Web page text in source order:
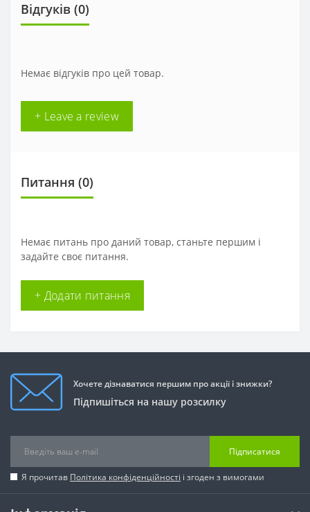
Відгуків (0)
Немає відгуків про цей товар.
+ Leave a review
Питання (0)
Немає питань про даний товар, станьте першим і
задайте своє питання.
+ Додати питання
Хочете дізнаватися першим про акції і знижки?
Підпишіться на нашу розсилку
Підписатися
Я прочитав Політика конфіденційності і згоден з вимогами